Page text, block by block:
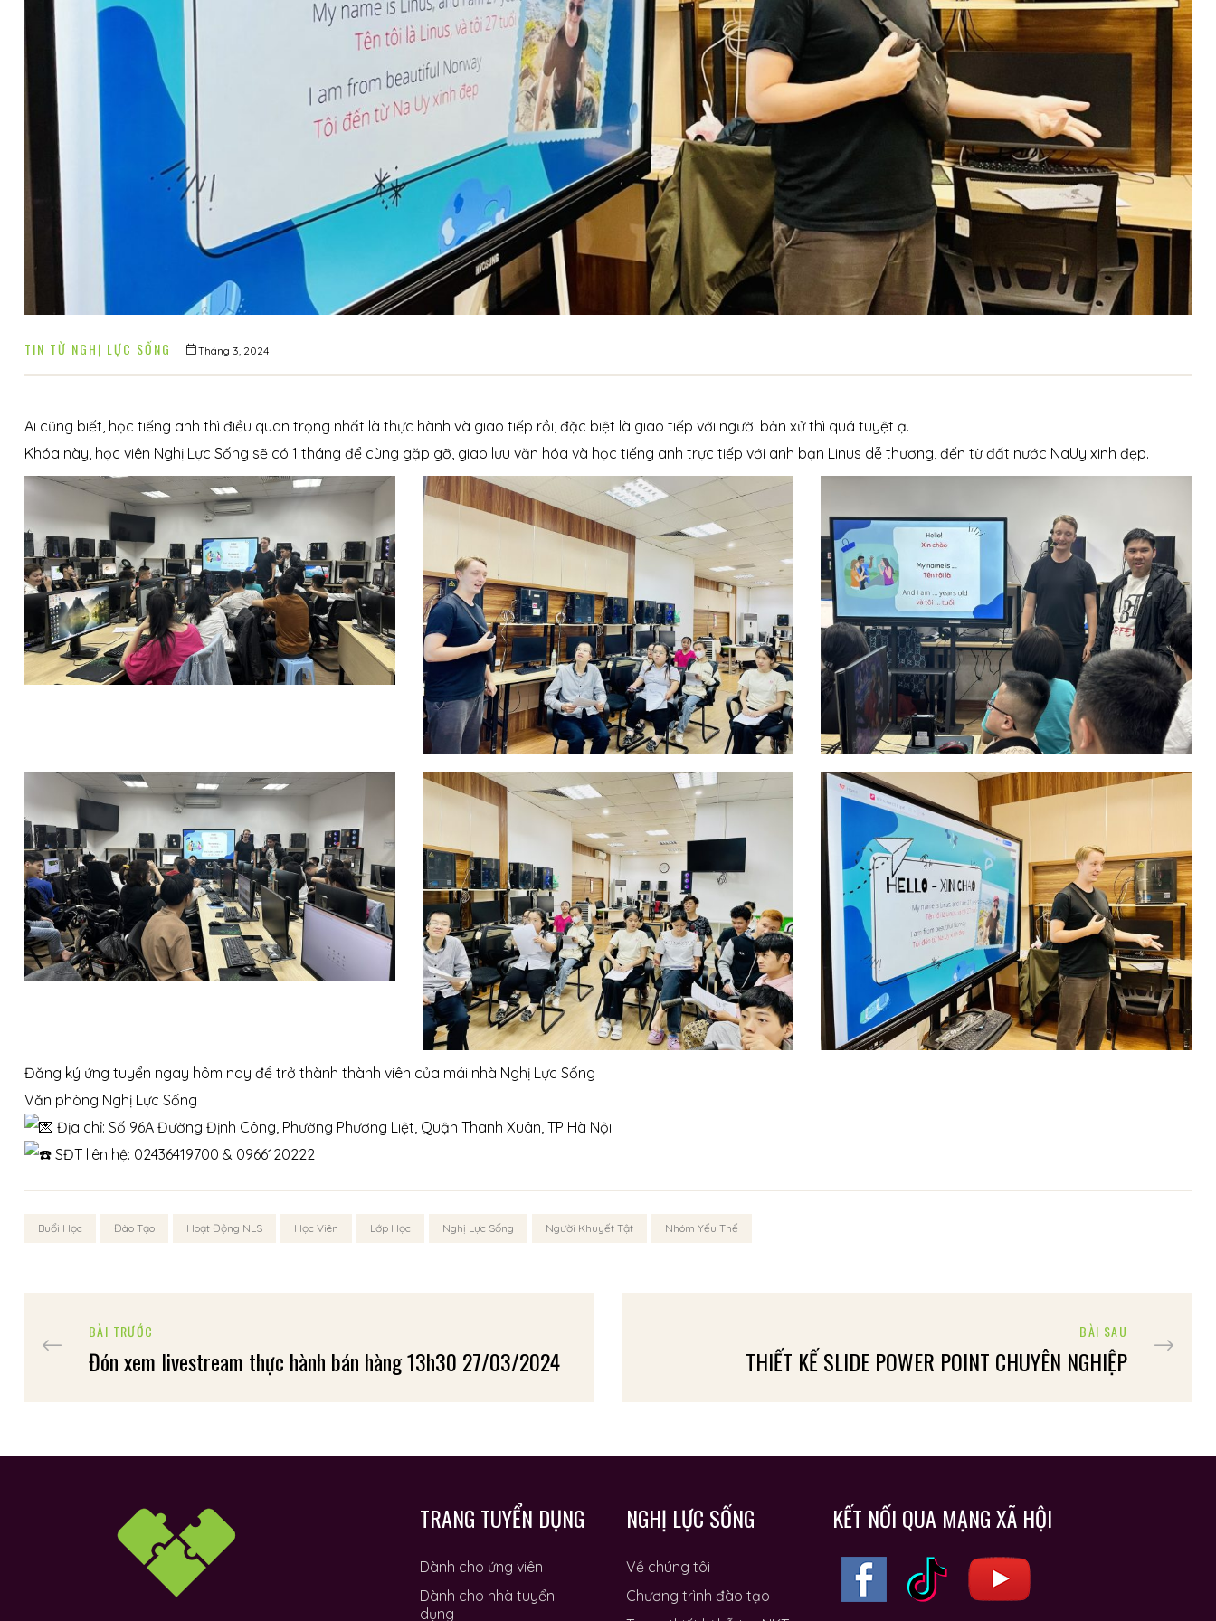
TIN TỪ NGHỊ LỰC SỐNG Tháng 3, 2024
Ai cũng biết, học tiếng anh thì điều quan trọng nhất là thực hành và giao tiếp rồi, đặc biệt là giao tiếp với người bản xử thì quá tuyệt ạ.
Khóa này, học viên Nghị Lực Sống sẽ có 1 tháng để cùng gặp gỡ, giao lưu văn hóa và học tiếng anh trực tiếp với anh bạn Linus dễ thương, đến từ đất nước NaUy xinh đẹp.
Đăng ký ứng tuyển ngay hôm nay để trở thành thành viên của mái nhà Nghị Lực Sống
Văn phòng Nghị Lực Sống
Địa chỉ: Số 96A Đường Định Công, Phường Phương Liệt, Quận Thanh Xuân, TP Hà Nội
SĐT liên hệ: 02436419700 & 0966120222
Buổi Học Đào Tạo Hoạt Động NLS Học Viên Lớp Học Nghị Lực Sống Người Khuyết Tật Nhóm Yếu Thế
BÀI TRƯỚC
Đón xem livestream thực hành bán hàng 13h30 27/03/2024
BÀI SAU
THIẾT KẾ SLIDE POWER POINT CHUYÊN NGHIỆP
TRANG TUYỂN DỤNG
Dành cho ứng viên
Dành cho nhà tuyển
dụng
NGHỊ LỰC SỐNG
Về chúng tôi
Chương trình đào tạo
KẾT NỐI QUA MẠNG XÃ HỘI